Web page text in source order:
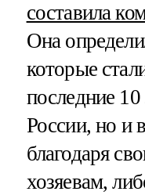
составила
Она
которые
последние 10
России, но и
благодаря
хозяевам,